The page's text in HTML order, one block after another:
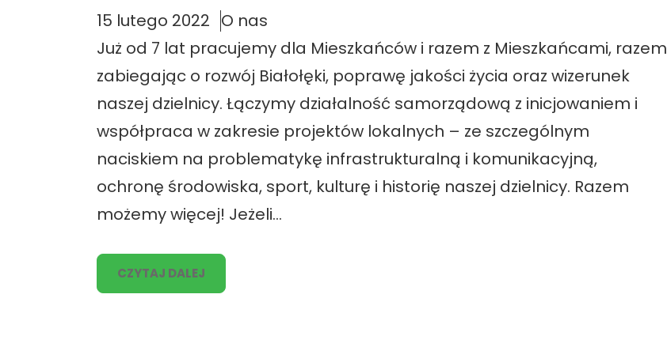
15 lutego 2022 O nas
Już od 7 lat pracujemy dla Mieszkańców i razem z Mieszkańcami, razem
zabiegając o rozwój Białołęki, poprawę jakości życia oraz wizerunek
naszej dzielnicy. Łączymy działalność samorządową z inicjowaniem i
współpraca w zakresie projektów lokalnych – ze szczególnym
naciskiem na problematykę infrastrukturalną i komunikacyjną,
ochronę środowiska, sport, kulturę i historię naszej dzielnicy. Razem
możemy więcej! Jeżeli…
CZYTAJ DALEJ